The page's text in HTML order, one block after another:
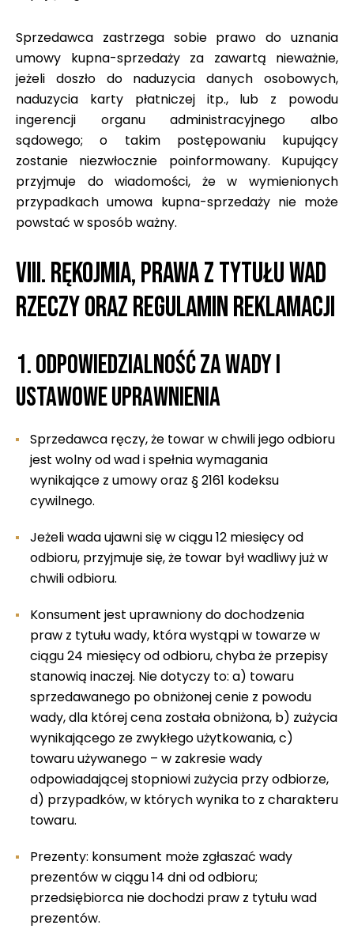
Sprzedawca zastrzega sobie prawo do uznania
umowy kupna-sprzedaży za zawartą nieważnie,
jeżeli doszło do naduzycia danych osobowych,
naduzycia karty płatniczej itp., lub z powodu
ingerencji organu administracyjnego albo
sądowego; o takim postępowaniu kupujący
zostanie niezwłocznie poinformowany. Kupujący
przyjmuje do wiadomości, że w wymienionych
przypadkach umowa kupna-sprzedaży nie może
powstać w sposób ważny.
VIII. RĘKOJMIA, PRAWA Z TYTUŁU WAD
RZECZY ORAZ REGULAMIN REKLAMACJI
1. Odpowiedzialność za wady i
ustawowe uprawnienia
Sprzedawca ręczy, że towar w chwili jego odbioru
jest wolny od wad i spełnia wymagania
wynikające z umowy oraz § 2161 kodeksu
cywilnego.
Jeżeli wada ujawni się w ciągu 12 miesięcy od
odbioru, przyjmuje się, że towar był wadliwy już w
chwili odbioru.
Konsument jest uprawniony do dochodzenia
praw z tytułu wady, która wystąpi w towarze w
ciągu 24 miesięcy od odbioru, chyba że przepisy
stanowią inaczej. Nie dotyczy to: a) towaru
sprzedawanego po obniżonej cenie z powodu
wady, dla której cena została obniżona, b) zużycia
wynikającego ze zwykłego użytkowania, c)
towaru używanego – w zakresie wady
odpowiadającej stopniowi zużycia przy odbiorze,
d) przypadków, w których wynika to z charakteru
towaru.
Prezenty: konsument może zgłaszać wady
prezentów w ciągu 14 dni od odbioru;
przedsiębiorca nie dochodzi praw z tytułu wad
prezentów.